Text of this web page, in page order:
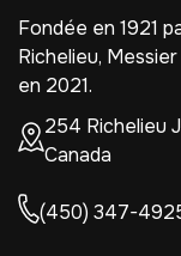
Fondée en 1921
Richelieu,
en 2021.
254 Richelieu
Canada
(450) 347-